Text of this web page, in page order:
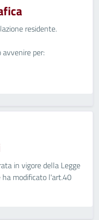
residente.
avvenire per:
in vigore della Legge
ha modificato l'art.40